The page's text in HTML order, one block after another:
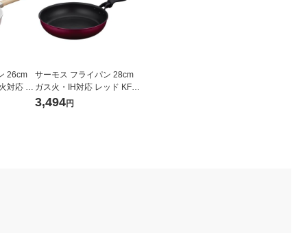
26cm
対応 K
型設計
サーモス フライパン 28cm
ガス火・IH対応 レッド KFM-
028 R1個
3,494円